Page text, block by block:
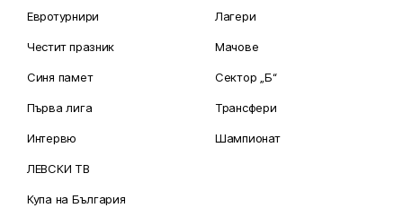
Евротурнири
Честит празник
Синя памет
Първа лига
Интервю
ЛЕВСКИ ТВ
Купа на България
Лагери
Мачове
Сектор „Б“
Трансфери
Шампионат